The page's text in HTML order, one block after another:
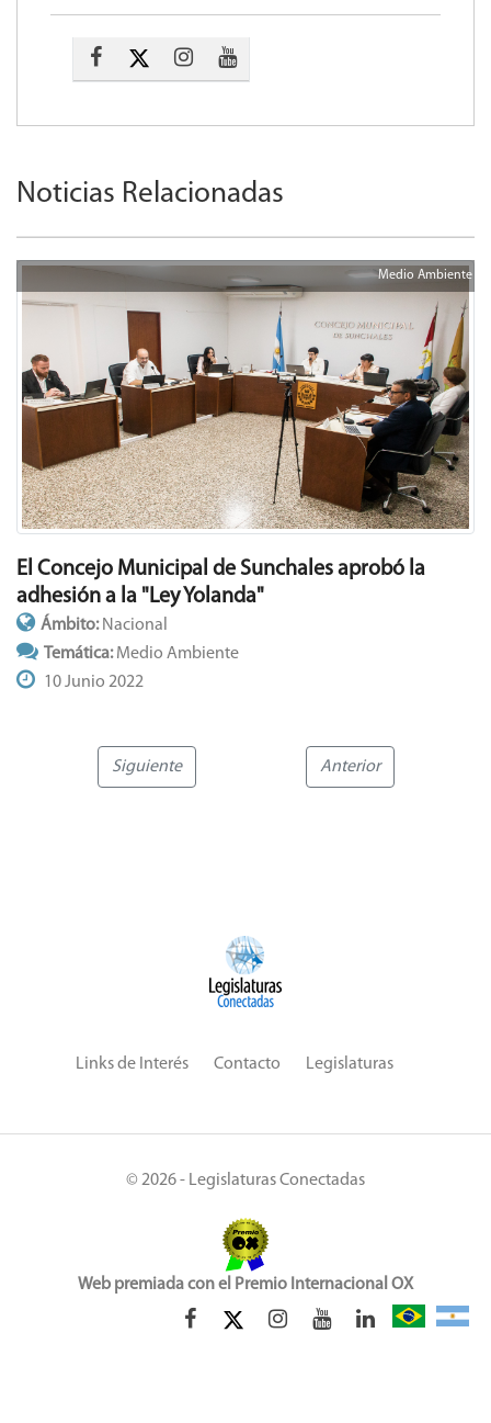
Noticias Relacionadas
Medio Ambiente
El Concejo Municipal de Sunchales aprobó la
adhesión a la "Ley Yolanda"
Ámbito: Nacional
Temática:Medio Ambiente
10 Junio 2022
Siguiente Anterior
Links de Interés Contacto Legislaturas
© 2026 - Legislaturas Conectadas
Web premiada con el Premio Internacional OX